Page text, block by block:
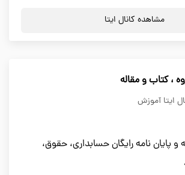
مشاهده کانال ایتا
، کتاب و مقاله
ایتا آموزش
و پایان نامه رایگان حسابداری، حقوق،